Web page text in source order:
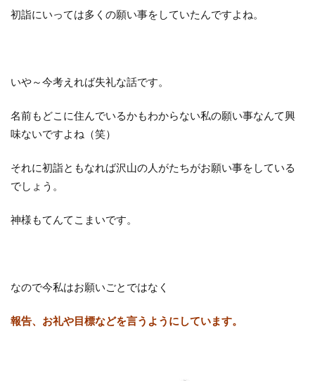
初詣にいっては多くの願い事をしていたんですよね。
いや～今考えれば失礼な話です。
名前もどこに住んでいるかもわからない私の願い事なんて興
味ないですよね（笑）
それに初詣ともなれば沢山の人がたちがお願い事をしている
でしょう。
神様もてんてこまいです。
なので今私はお願いごとではなく
報告、お礼や目標などを言うようにしています。